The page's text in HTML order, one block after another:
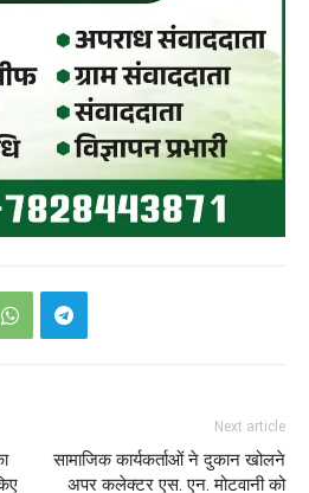
Next article
सामाजिक कार्यकर्ताओं ने दुकान खोलने
अपर कलेक्टर एस. एन. मोटवानी को